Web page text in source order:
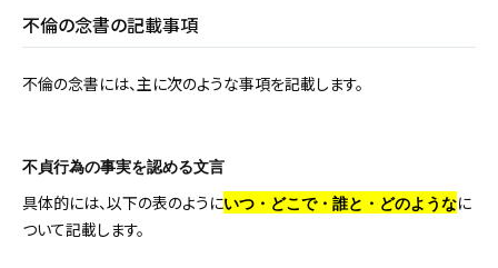
不倫の念書の記載事項
不倫の念書には、主に次のような事項を記載します。
不貞行為の事実を認める文言
具体的には、以下の表のようにいつ・どこで・誰と・どのようなに
ついて記載します。